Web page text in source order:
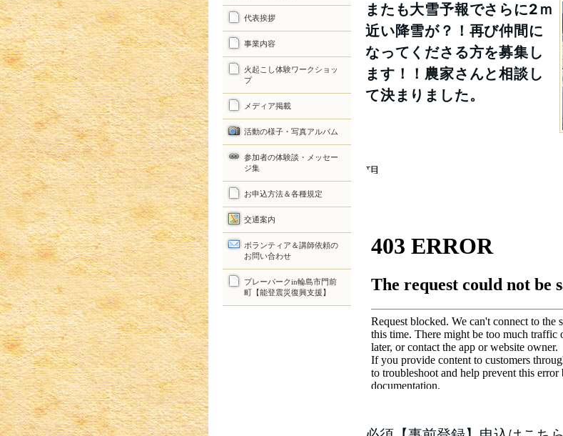
またも大雪予報でさらに2ｍ
近い降雪が？！再び仲間に
なってくださる方を募集し
ます！！農家さんと相談し
て決まりました。
現
地
区
阜
郡
上
市
白
鳥
町）
家
代表挨拶
事業内容
火起こし体験ワークショッ
プ
メディア掲載
活動の様子・写真アルバム
参加者の体験談・メッセー
ジ集
お申込方法＆各種規定
交通案内
ボランティア＆講師依頼の
お問い合わせ
プレーパークin輪島市門前
町【能登震災復興支援】